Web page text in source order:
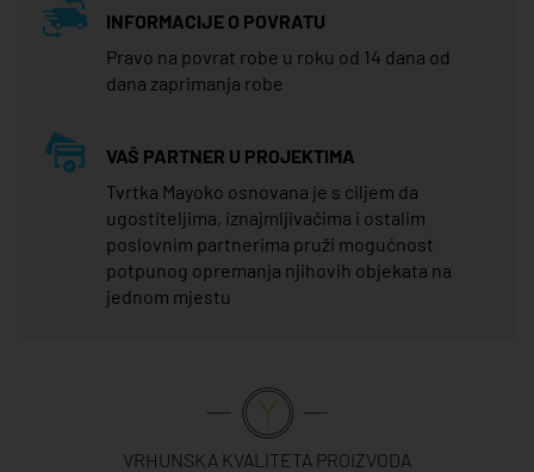
INFORMACIJE O POVRATU
Pravo na povrat robe u roku od 14 dana od
dana zaprimanja robe
VAŠ PARTNER U PROJEKTIMA
Tvrtka Mayoko osnovana je s ciljem da
ugostiteljima, iznajmljivačima i ostalim
poslovnim partnerima pruži mogućnost
potpunog opremanja njihovih objekata na
jednom mjestu
VRHUNSKA KVALITETA PROIZVODA